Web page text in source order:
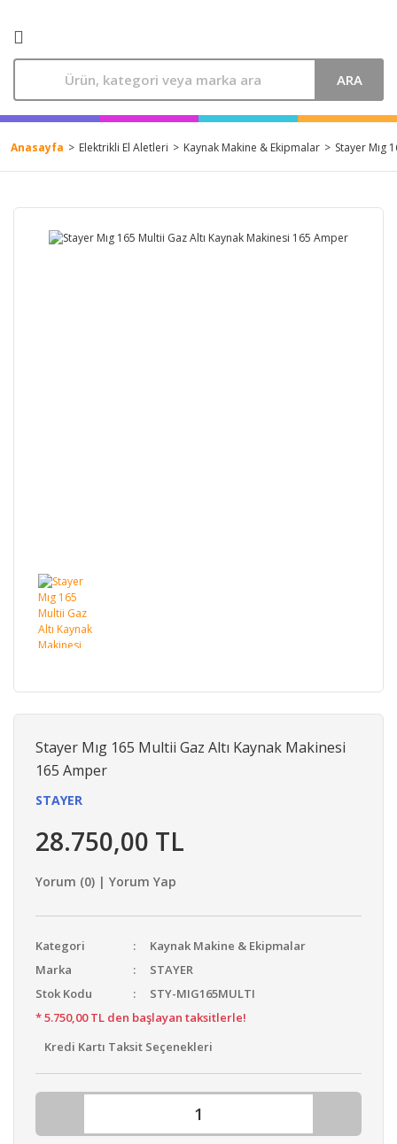
ARA
Anasayfa Elektrikli El Aletleri Kaynak Makine & Ekipmalar Stayer Mıg
Stayer Mıg 165 Multii Gaz Altı Kaynak Makinesi
165 Amper
STAYER
28.750,00 TL
Yorum (0) | Yorum Yap
Kategori
Kaynak Makine & Ekipmalar
Marka
STAYER
Stok Kodu
STY-MIG165MULTI
* 5.750,00 TL den başlayan taksitlerle!
Kredi Kartı Taksit Seçenekleri